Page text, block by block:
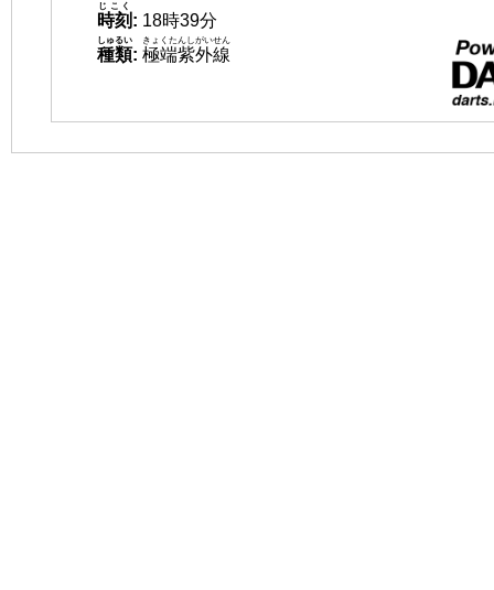
時刻
じこく
: 18時39分
種類
しゅるい
: 極端紫外線
きょくたんしがいせん